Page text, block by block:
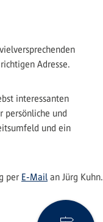
Adresse.
interessanten
persönliche und
und ein
per E-Mail an Jürg Kuhn.